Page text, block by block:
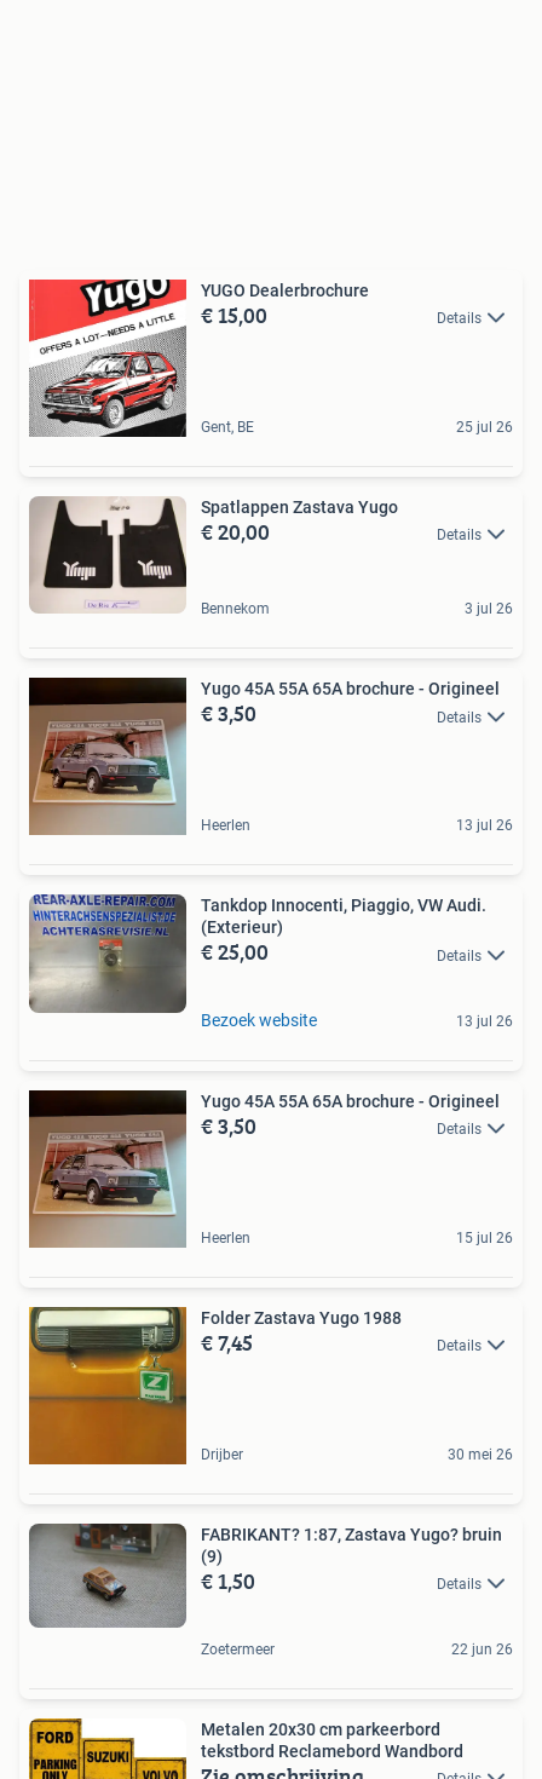
YUGO Dealerbrochure
€ 15,00 Details
Gent, BE 25 jul 26
Spatlappen Zastava Yugo
€ 20,00 Details
Bennekom 3 jul 26
Yugo 45A 55A 65A brochure - Origineel
€ 3,50 Details
Heerlen 13 jul 26
Tankdop Innocenti, Piaggio, VW Audi.
(Exterieur)
€ 25,00 Details
Bezoek website 13 jul 26
Yugo 45A 55A 65A brochure - Origineel
€ 3,50 Details
Heerlen 15 jul 26
Folder Zastava Yugo 1988
€ 7,45 Details
Drijber 30 mei 26
FABRIKANT? 1:87, Zastava Yugo? bruin
(9)
€ 1,50 Details
Zoetermeer 22 jun 26
Metalen 20x30 cm parkeerbord
tekstbord Reclamebord Wandbord